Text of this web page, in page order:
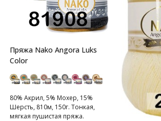
Пряжа Nako Angora Luks
Color
80% Aкрил, 5% Moxep, 15%
Шерсть, 810м, 150г. Тонкая,
мягкая пушистая пряжа.